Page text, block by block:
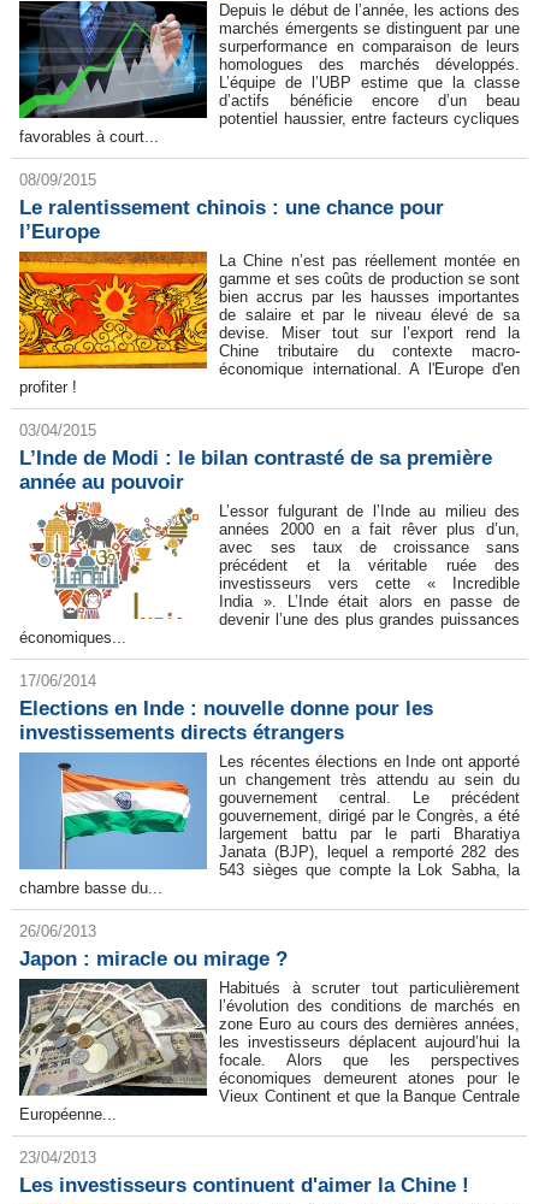
Depuis le début de l’année, les actions des
marchés émergents se distinguent par une
surperformance en comparaison de leurs
homologues des marchés développés.
L’équipe de l’UBP estime que la classe
d’actifs bénéficie encore d’un beau
potentiel haussier, entre facteurs cycliques
favorables à court...
08/09/2015
Le ralentissement chinois : une chance pour
l’Europe
La Chine n’est pas réellement montée en
gamme et ses coûts de production se sont
bien accrus par les hausses importantes
de salaire et par le niveau élevé de sa
devise. Miser tout sur l’export rend la
Chine tributaire du contexte macro-
économique international. A l'Europe d'en
profiter !
03/04/2015
L’Inde de Modi : le bilan contrasté de sa première
année au pouvoir
L’essor fulgurant de l’Inde au milieu des
années 2000 en a fait rêver plus d’un,
avec ses taux de croissance sans
précédent et la véritable ruée des
investisseurs vers cette « Incredible
India ». L’Inde était alors en passe de
devenir l’une des plus grandes puissances
économiques...
17/06/2014
Elections en Inde : nouvelle donne pour les
investissements directs étrangers
Les récentes élections en Inde ont apporté
un changement très attendu au sein du
gouvernement central. Le précédent
gouvernement, dirigé par le Congrès, a été
largement battu par le parti Bharatiya
Janata (BJP), lequel a remporté 282 des
543 sièges que compte la Lok Sabha, la
chambre basse du...
26/06/2013
Japon : miracle ou mirage ?
Habitués à scruter tout particulièrement
l’évolution des conditions de marchés en
zone Euro au cours des dernières années,
les investisseurs déplacent aujourd’hui la
focale. Alors que les perspectives
économiques demeurent atones pour le
Vieux Continent et que la Banque Centrale
Européenne...
23/04/2013
Les investisseurs continuent d'aimer la Chine !